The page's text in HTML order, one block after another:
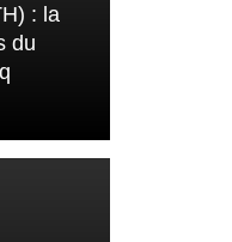
: la
du